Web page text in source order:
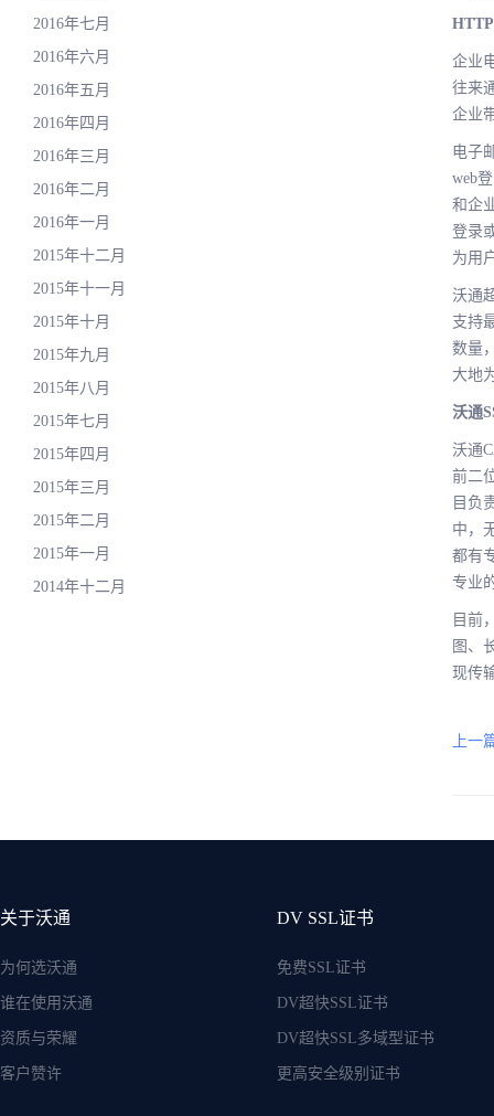
2016年七月
2016年六月
2016年五月
2016年四月
2016年三月
2016年二月
2016年一月
2015年十二月
2015年十一月
2015年十月
2015年九月
2015年八月
2015年七月
2015年四月
2015年三月
2015年二月
2015年一月
2014年十二月
企业
往来
企业
电子
web
和企
登录
为用
沃通
支持
数量
大地
沃通
沃通
前二
目负
中，
都有
专业
目前
图、
现传
上一
关于沃通
为何选沃通
谁在使用沃通
资质与荣耀
客户赞许
DV SSL证书
免费SSL证书
DV超快SSL证书
DV超快SSL多域型证书
更高安全级别证书